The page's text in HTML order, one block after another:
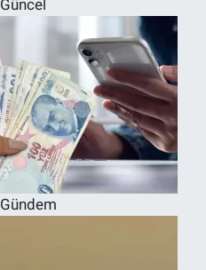
Güncel
Gündem
SPOR
RESMİ İLANLAR